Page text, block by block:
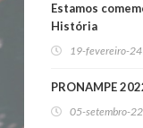
Estamos
História
19-fevereiro-24
PRONAMPE
05-setembro-22